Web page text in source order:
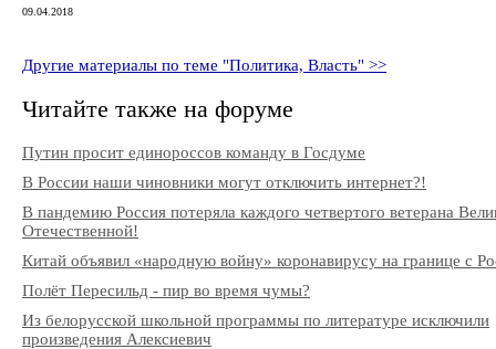
09.04.2018
Другие материалы по теме "Политика, Власть" >>
Читайте также на форуме
Путин просит единороссов команду в Госдуме
В России наши чиновники могут отключить интернет?!
В пандемию Россия потеряла каждого четвертого ветерана
Отечественной!
Китай объявил «народную войну» коронавирусу на границе с
Полёт Пересильд - пир во время чумы?
Из белорусской школьной программы по литературе исключили
произведения Алексиевич